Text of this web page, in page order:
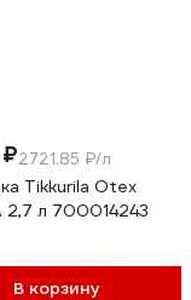
2721.85 ₽/л
Tikkurila Otex
2,7 л 700014243
В корзину